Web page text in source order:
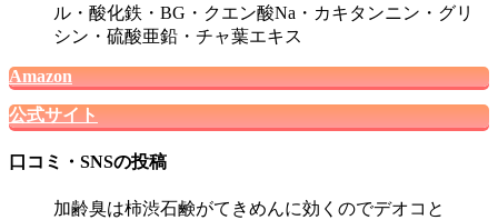
ル・酸化鉄・BG・クエン酸Na・カキタンニン・グリ
シン・硫酸亜鉛・チャ葉エキス
Amazon
公式サイト
口コミ・SNSの投稿
加齢臭は柿渋石鹸がてきめんに効くのでデオコと